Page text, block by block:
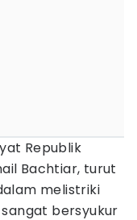
Republik
Bachtiar, turut
melistriki
bersyukur